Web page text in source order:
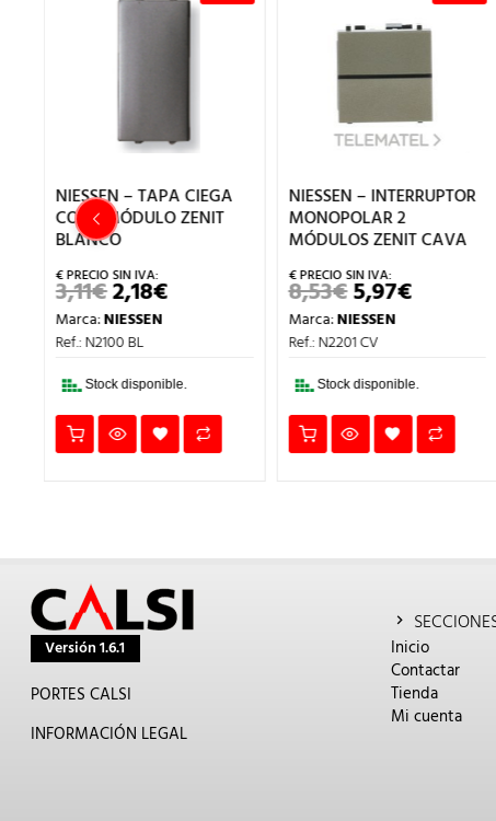
NIESSEN – INTERRUPTOR
MONOPOLAR 2
MÓDULOS ZENIT CAVA
8,53€EL
PRECIO
ORIGINAL
ERA:
5,97
Marca:NIESSEN
Ref.: N2201 CV
Stock disponible.
NIESSEN – CRUZAMIENTO
1 MÓDULO ZENIT CAVA
24,60€EL
PRECIO
ORIGINAL
ERA:
24,60€.
17,22
Marca:NIESSEN
Ref.: N2110 CV
TEMPORALMENTE NO
Versión 1.6.1
PORTES CALSI
INFORMACIÓN LEGAL
Inicio
Contactar
Tienda
Mi cuenta